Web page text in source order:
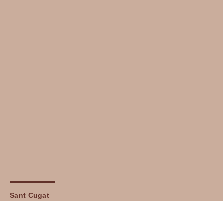
Sant Cugat